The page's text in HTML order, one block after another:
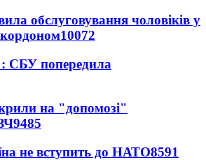
обслуговування чоловіків у
кордоном10072
СБУ попередила
на "допомозі"
9485
не вступить до НАТО8591